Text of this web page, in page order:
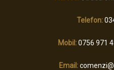
Telefon:
Mobil:0756 971
Email: